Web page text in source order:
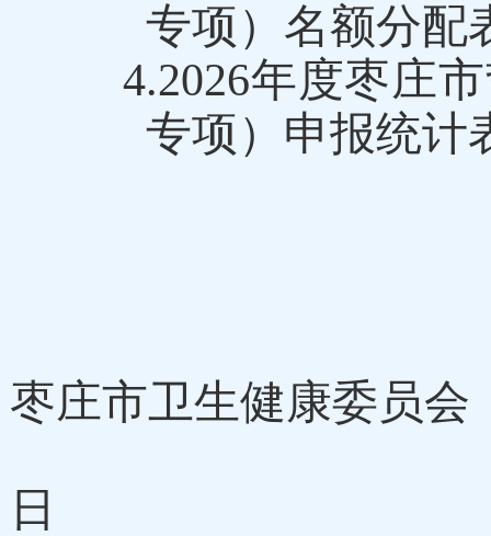
专项）名额分配
4.2026年度枣庄
专项）申报统计
枣庄市卫生健康委员会
日